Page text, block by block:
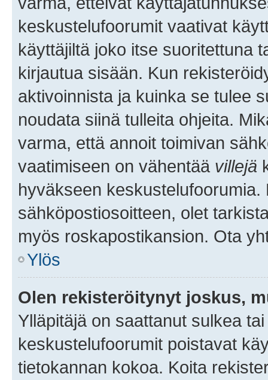
keskustelufoorumit vaativat
käyttäjiltä joko itse suoritettuna
kirjautua sisään. Kun
aktivoinnista ja kuinka se tulee
noudata siinä tulleita ohjeita.
varma, että annoit toimivan
vaatimiseen on vähentää villejä
hyväkseen
sähköpostiosoitteen, olet
myös roskapostikansion. Ota
Ylös
Olen rekisteröitynyt joskus,
Ylläpitäjä on saattanut sulkea
keskustelufoorumit poistavat
tietokannan kokoa. Koita